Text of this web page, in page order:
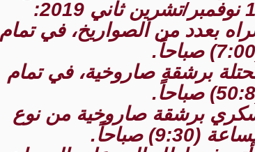
بعدد من الصواريخ، في تمام
برشقة صاروخية، في تمام
برشقة صاروخية من نوع